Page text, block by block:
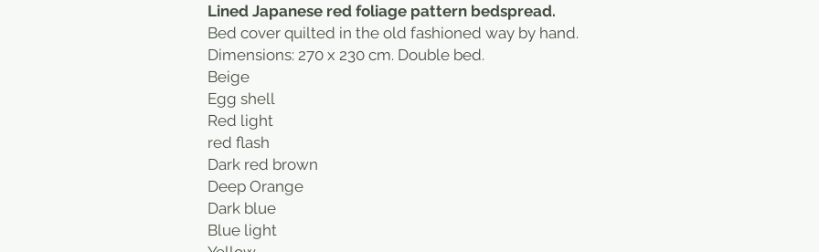
Lined Japanese red foliage pattern bedspread.
Bed cover quilted in the old fashioned way by hand.
Dimensions: 270 x 230 cm. Double bed.
Beige
Egg shell
Red light
red flash
Dark red brown
Deep Orange
Dark blue
Blue light